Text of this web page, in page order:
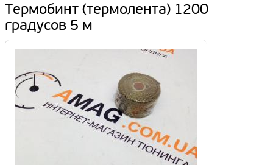
Термобинт (термолента) 1200
градусов 5 м